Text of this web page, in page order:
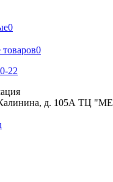
0
0
22
д. 105А ТЦ